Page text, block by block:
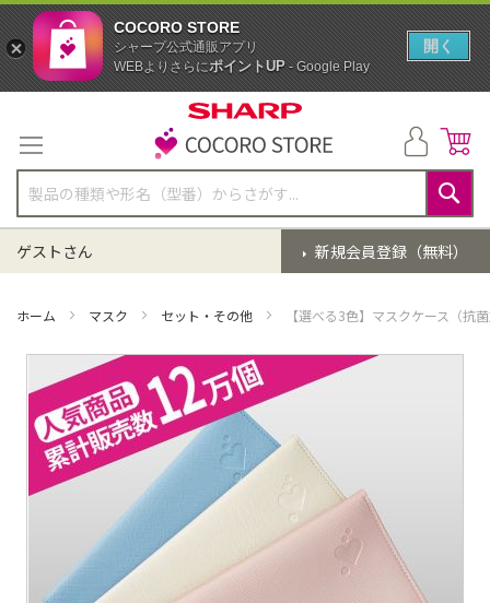
テ
ン
ツ
に
ス
キ
ッ
検
索
新規会員登録（無料）
ゲストさん
ホーム マスク セット・その他 【選べる3色】マスクケース（抗
メ
ー
ジ
ラ
COCORO STORE
シャープ公式通販アプリ
WEBよりさらにポイントUP- Google Play
開く